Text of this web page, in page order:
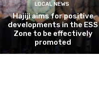
LOCAL NEWS
Hajiji aims for positive
developments in the ESS
Zone to be effectively
promoted